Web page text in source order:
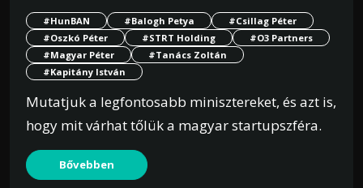
#HunBAN #Balogh Petya
#Csillag Péter
#Oszkó Péter
#STRT Holding
#O3 Partners
#Magyar Péter
#Tanács Zoltán
#Kapitány István
Mutatjuk a legfontosabb minisztereket, és azt is,
hogy mit várhat tőlük a magyar startupszféra.
Bővebben